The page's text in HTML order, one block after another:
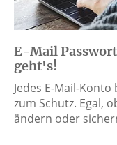
E-Mail
geht's!
Jedes E-Mail-
zum Schutz. Egal,
ändern oder